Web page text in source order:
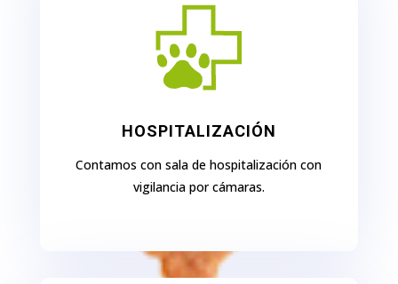
HOSPITALIZACIÓN
Contamos con sala de hospitalización con
vigilancia por cámaras.